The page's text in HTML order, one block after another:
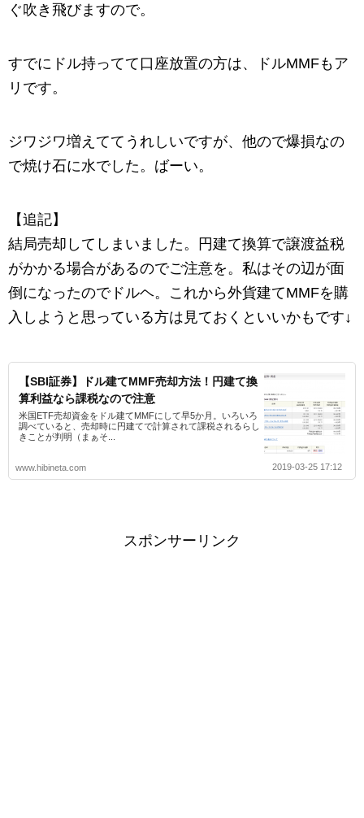
ぐ吹き飛びますので。
すでにドル持ってて口座放置の方は、ドルMMFもア
リです。
ジワジワ増えててうれしいですが、他ので爆損なの
で焼け石に水でした。ばーい。
【追記】
結局売却してしまいました。円建て換算で譲渡益税
がかかる場合があるのでご注意を。私はその辺が面
倒になったのでドルヘ。これから外貨建てMMFを購
入しようと思っている方は見ておくといいかもです↓
【SBI証券】ドル建てMMF売却方法！円建て換
算利益なら課税なので注意
米国ETF売却資金をドル建てMMFにして早5か月。いろいろ
調べていると、売却時に円建てで計算されて課税されるらし
きことが判明（まぁそ...
www.hibineta.com 2019-03-25 17:12
スポンサーリンク